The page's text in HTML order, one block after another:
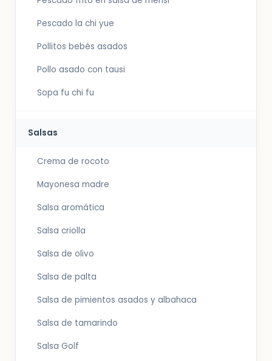
Pescado la chi yue
Pollitos bebés asados
Pollo asado con tausi
Sopa fu chi fu
Salsas
Crema de rocoto
Mayonesa madre
Salsa aromática
Salsa criolla
Salsa de olivo
Salsa de palta
Salsa de pimientos asados y albahaca
Salsa de tamarindo
Salsa Golf